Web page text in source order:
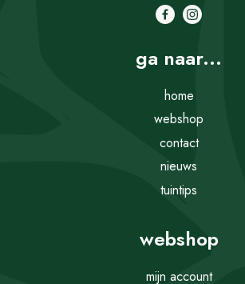
ga naar...
home
webshop
contact
nieuws
tuintips
webshop
mijn account